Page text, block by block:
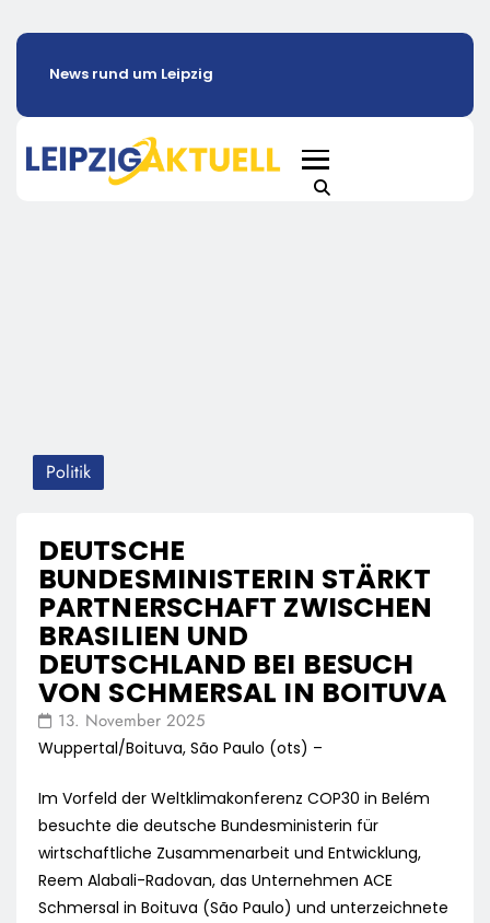
News rund um Leipzig
Politik
DEUTSCHE
BUNDESMINISTERIN STÄRKT
PARTNERSCHAFT ZWISCHEN
BRASILIEN UND
DEUTSCHLAND BEI BESUCH
VON SCHMERSAL IN BOITUVA
13. November 2025
Wuppertal/Boituva, São Paulo (ots) –
Im Vorfeld der Weltklimakonferenz COP30 in Belém
besuchte die deutsche Bundesministerin für
wirtschaftliche Zusammenarbeit und Entwicklung,
Reem Alabali-Radovan, das Unternehmen ACE
Schmersal in Boituva (São Paulo) und unterzeichnete